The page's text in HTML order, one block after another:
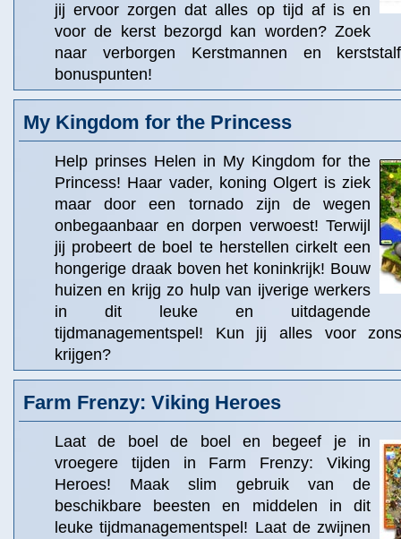
jij ervoor zorgen dat alles op tijd af is en
voor de kerst bezorgd kan worden? Zoek
naar verborgen Kerstmannen en
bonuspunten!
My Kingdom for the Princess
Help prinses Helen in My Kingdom for the
Princess! Haar vader, koning Olgert is ziek
maar door een tornado zijn de wegen
onbegaanbaar en dorpen verwoest! Terwijl
jij probeert de boel te herstellen cirkelt een
hongerige draak boven het koninkrijk! Bouw
huizen en krijg zo hulp van ijverige werkers
in dit leuke en uitdagende
tijdmanagementspel! Kun jij alles voor
krijgen?
Farm Frenzy: Viking Heroes
Laat de boel de boel en begeef je in
vroegere tijden in Farm Frenzy: Viking
Heroes! Maak slim gebruik van de
beschikbare beesten en middelen in dit
leuke tijdmanagementspel! Laat de zwijnen